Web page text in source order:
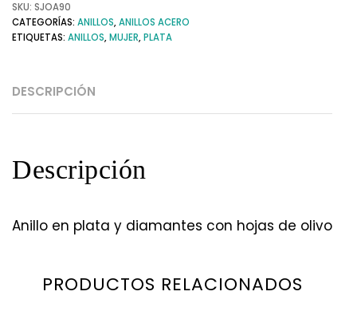
SKU: SJOA90
CATEGORÍAS: ANILLOS,ANILLOS ACERO
ETIQUETAS: ANILLOS,MUJER,PLATA
DESCRIPCIÓN
Descripción
Anillo en plata y diamantes con hojas de olivo
PRODUCTOS RELACIONADOS